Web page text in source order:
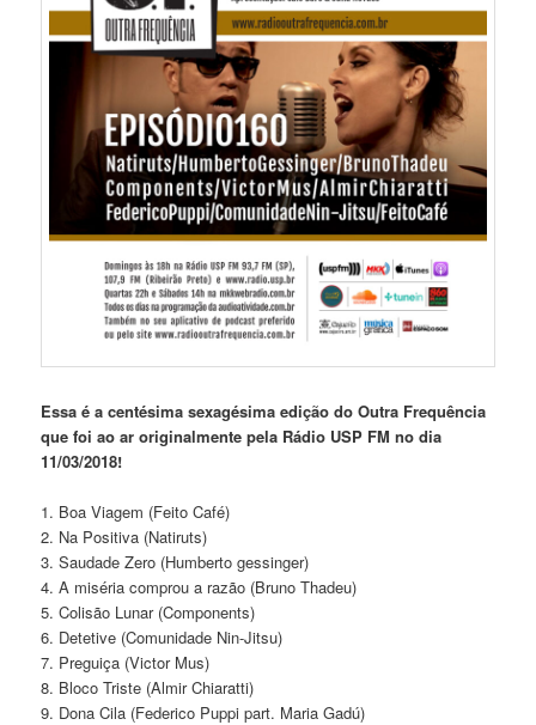
Essa é a centésima sexagésima edição do Outra Frequência
que foi ao ar originalmente pela Rádio USP FM no dia
11/03/2018!
1. Boa Viagem (Feito Café)
2. Na Positiva (Natiruts)
3. Saudade Zero (Humberto gessinger)
4. A miséria comprou a razão (Bruno Thadeu)
5. Colisão Lunar (Components)
6. Detetive (Comunidade Nin-Jitsu)
7. Preguiça (Victor Mus)
8. Bloco Triste (Almir Chiaratti)
9. Dona Cila (Federico Puppi part. Maria Gadú)